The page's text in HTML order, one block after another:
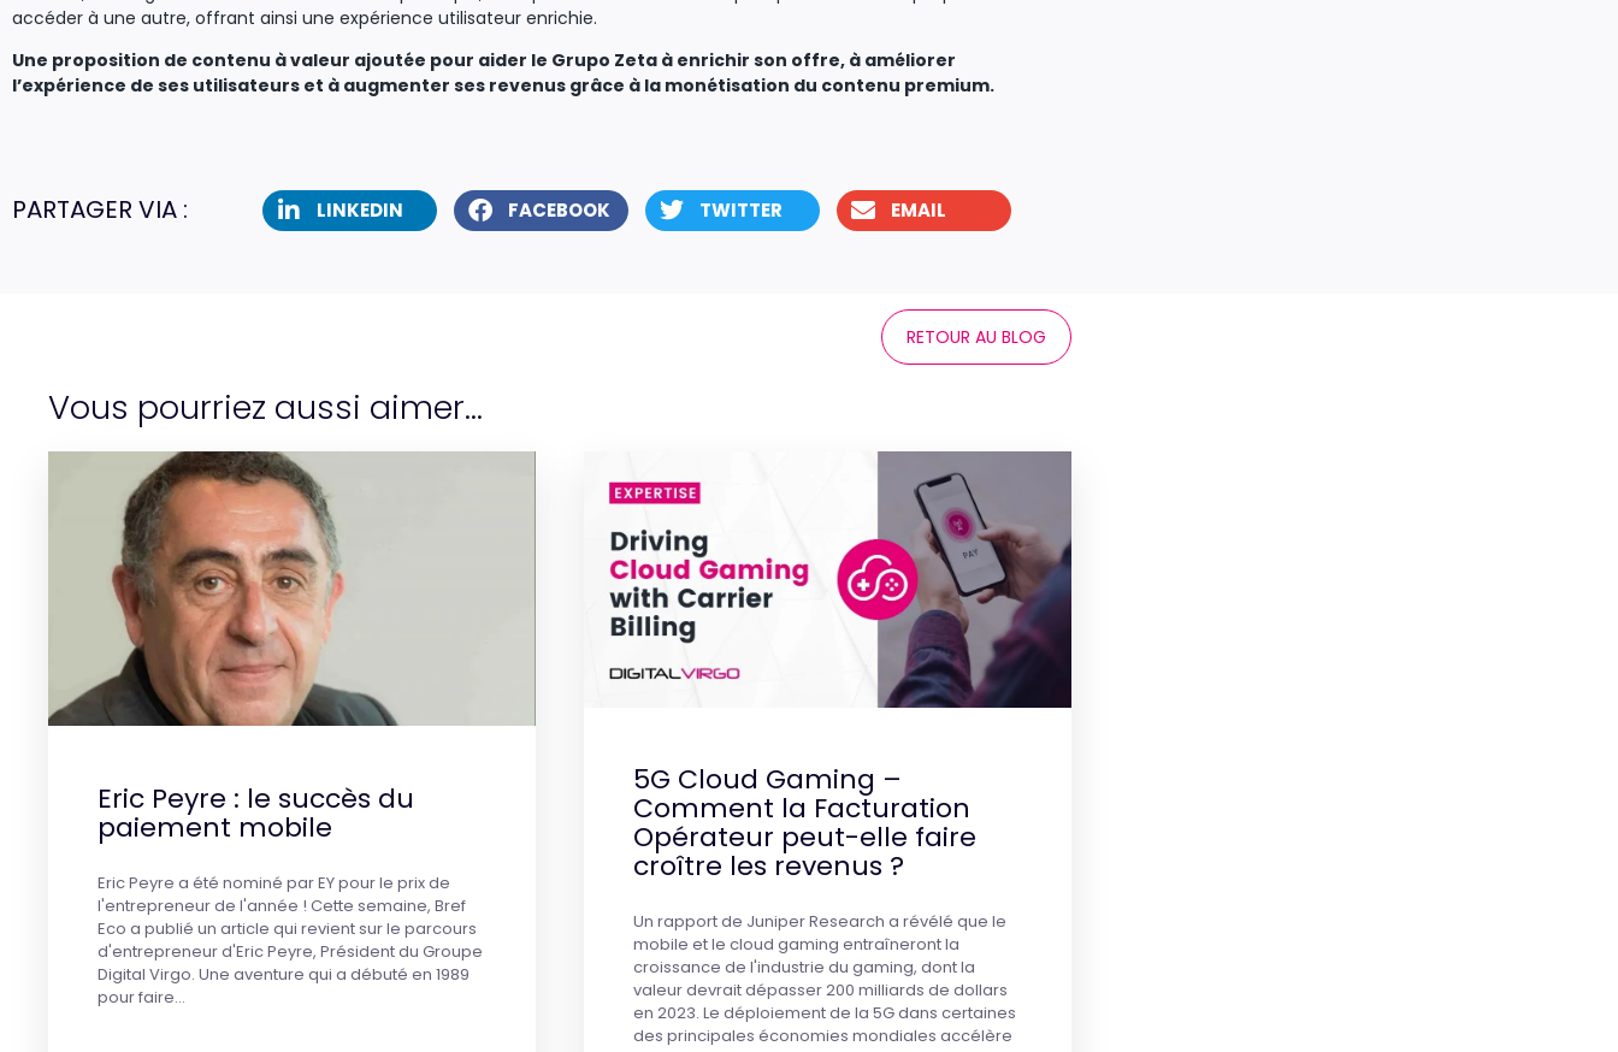
accéder à une autre, offrant ainsi une expérience utilisateur enrichie.
Une proposition de contenu à valeur ajoutée pour aider le Grupo Zeta à enrichir son offre, à améliorer
l’expérience de ses utilisateurs et à augmenter ses revenus grâce à la monétisation du contenu premium.
PARTAGER VIA : LINKEDIN FACEBOOK TWITTER EMAIL
RETOUR AU BLOG
Vous pourriez aussi aimer...
Eric Peyre : le succès du
paiement mobile
Eric Peyre a été nominé par EY pour le prix de
l'entrepreneur de l'année ! Cette semaine, Bref
Eco a publié un article qui revient sur le parcours
d'entrepreneur d'Eric Peyre, Président du Groupe
Digital Virgo. Une aventure qui a débuté en 1989
pour faire…
5G Cloud Gaming –
Comment la Facturation
Opérateur peut-elle faire
croître les revenus ?
Un rapport de Juniper Research a révélé que le
mobile et le cloud gaming entraîneront la
croissance de l'industrie du gaming, dont la
valeur devrait dépasser 200 milliards de dollars
en 2023. Le déploiement de la 5G dans certaines
des principales économies mondiales accélère